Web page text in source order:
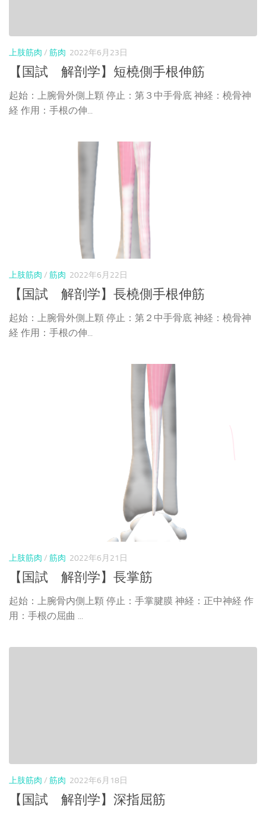
上肢筋肉 / 筋肉 2022年6月23日
【国試 解剖学】短橈側手根伸筋
起始：上腕骨外側上顆 停止：第３中手骨底 神経：橈骨神
経 作用：手根の伸...
上肢筋肉 / 筋肉 2022年6月22日
【国試 解剖学】長橈側手根伸筋
起始：上腕骨外側上顆 停止：第２中手骨底 神経：橈骨神
経 作用：手根の伸...
上肢筋肉 / 筋肉 2022年6月21日
【国試 解剖学】長掌筋
起始：上腕骨内側上顆 停止：手掌腱膜 神経：正中神経 作
用：手根の屈曲 ...
上肢筋肉 / 筋肉 2022年6月18日
【国試 解剖学】深指屈筋